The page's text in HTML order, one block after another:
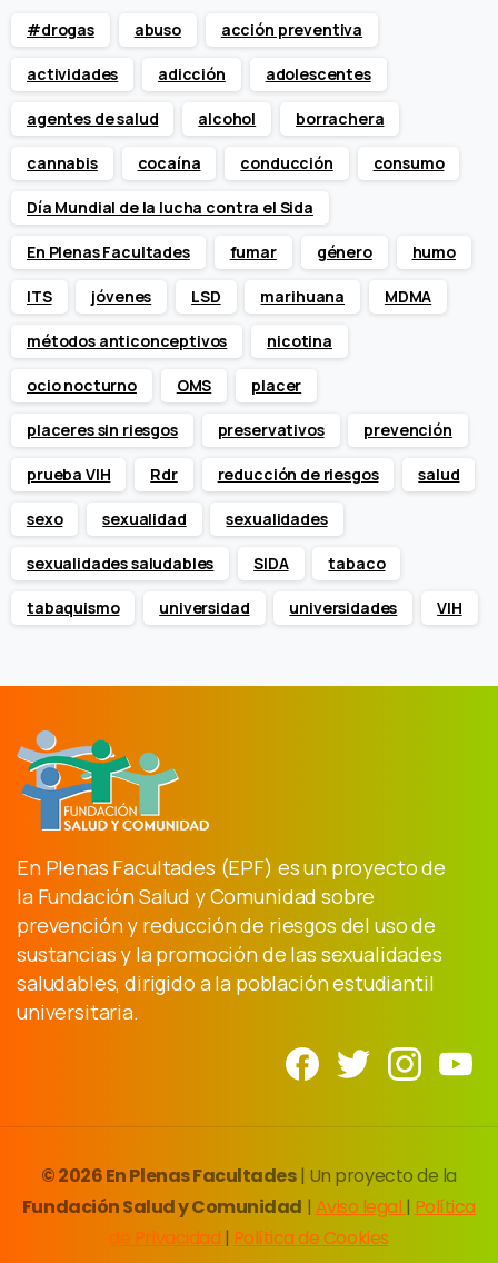
#drogas
abuso acción preventiva
actividades adicción adolescentes
agentes de salud alcohol borrachera
cannabis cocaína conducción consumo
Día Mundial de la lucha contra el Sida
En Plenas Facultades fumar género humo
ITS jóvenes LSD marihuana MDMA
métodos anticonceptivos nicotina
ocio nocturno OMS placer
placeres sin riesgos preservativos prevención
prueba VIH Rdr reducción de riesgos salud
sexo sexualidad sexualidades
sexualidades saludables SIDA tabaco
tabaquismo universidad universidades VIH
En Plenas Facultades (EPF) es un proyecto de
la Fundación Salud y Comunidad sobre
prevención y reducción de riesgos del uso de
sustancias y la promoción de las sexualidades
saludables, dirigido a la población estudiantil
universitaria.
© 2026 En Plenas Facultades| Un proyecto de la
Fundación Salud y Comunidad | Aviso legal | Política
de Privacidad | Política de Cookies